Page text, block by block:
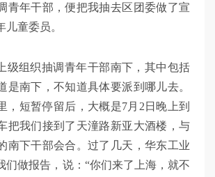
青年干部，便把我抽去区团委做了宣
童委员。
级组织抽调青年干部南下，其中包括
是南下，不知道具体要派到哪儿去。
，短暂停留后，大概是7月2日晚上到
把我们接到了天潼路新亚大酒楼，与
南下干部会合。过了几天，华东工业
们做报告，说：“你们来了上海，就不